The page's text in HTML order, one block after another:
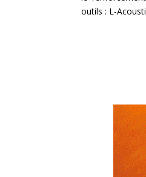
outils : L-